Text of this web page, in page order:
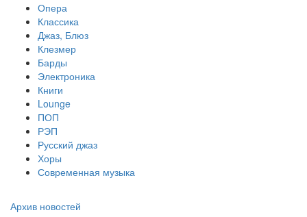
Опера
Классика
Джаз, Блюз
Клезмер
Барды
Электроника
Книги
Lounge
ПОП
РЭП
Русский джаз
Хоры
Современная музыка
Архив новостей